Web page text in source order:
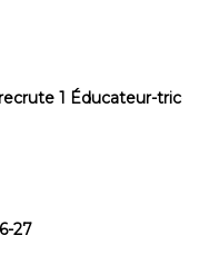
1 Éducateur-trice
27